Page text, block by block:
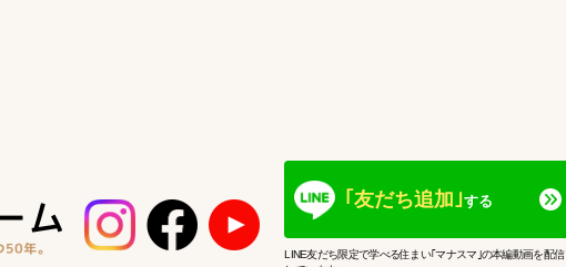
｢友だち追加｣する
LINE友だち限定で学べる住まい｢マナスマ｣の本編動画を配信